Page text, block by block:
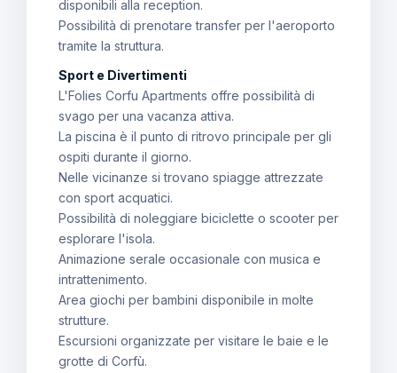
disponibili alla reception.
Possibilità di prenotare transfer per l'aeroporto
tramite la struttura.
Sport e Divertimenti
L'Folies Corfu Apartments offre possibilità di
svago per una vacanza attiva.
La piscina è il punto di ritrovo principale per gli
ospiti durante il giorno.
Nelle vicinanze si trovano spiagge attrezzate
con sport acquatici.
Possibilità di noleggiare biciclette o scooter per
esplorare l'isola.
Animazione serale occasionale con musica e
intrattenimento.
Area giochi per bambini disponibile in molte
strutture.
Escursioni organizzate per visitare le baie e le
grotte di Corfù.